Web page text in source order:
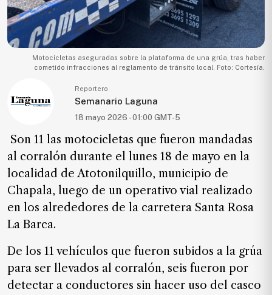
Salud
Política
Entretenimiento
Negocios
Gente
PARA
SUSCRIPTORES
Edición
Nosotros
Motocicletas aseguradas sobre la plataforma de una grúa, tras haber
cometido infracciones al reglamento de tránsito local. Foto: Cortesía.
Reportero
Semanario Laguna
18 mayo 2026 - 01:00 GMT-5
Son 11 las motocicletas que fueron mandadas
al corralón durante el lunes 18 de mayo en la
localidad de Atotonilquillo, municipio de
Chapala, luego de un operativo vial realizado
en los alrededores de la carretera Santa Rosa
La Barca.
De los 11 vehículos que fueron subidos a la grúa
para ser llevados al corralón, seis fueron por
detectar a conductores sin hacer uso del casco